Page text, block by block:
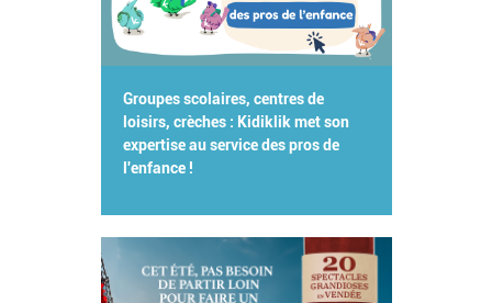
Groupes scolaires, centres de
loisirs, crèches : Kidiklik met son
expertise au service des pros de
l'enfance !